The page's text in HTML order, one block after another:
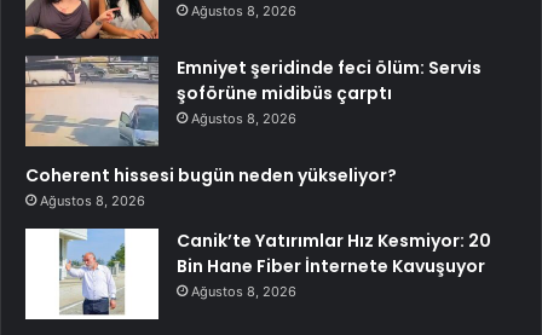
Ağustos 8, 2026
Emniyet şeridinde feci ölüm: Servis
şoförüne midibüs çarptı
Ağustos 8, 2026
Coherent hissesi bugün neden yükseliyor?
Ağustos 8, 2026
Canik’te Yatırımlar Hız Kesmiyor: 20
Bin Hane Fiber İnternete Kavuşuyor
Ağustos 8, 2026